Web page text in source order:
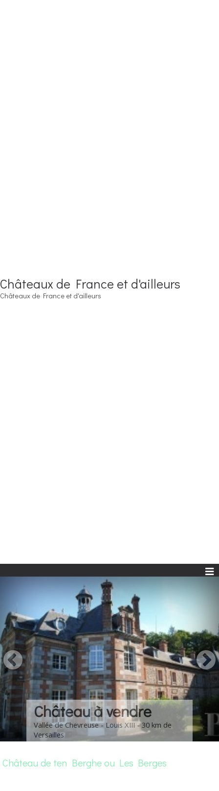
Châteaux de France et d'ailleurs
Châteaux de France et d'ailleurs
Château à vendre
Vallée de Chevreuse - Louis XIII - 30 km de
Versailles
Château de ten Berghe ou Les Berges